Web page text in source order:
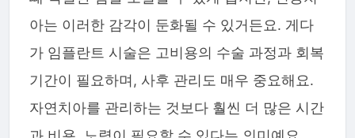
아는 이러한 감각이 둔화될 수 있거든요. 게다
가 임플란트 시술은 고비용의 수술 과정과 회복
기간이 필요하며, 사후 관리도 매우 중요해요.
자연치아를 관리하는 것보다 훨씬 더 많은 시간